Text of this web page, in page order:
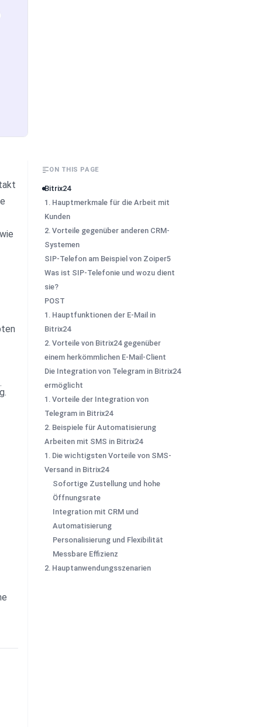
ON THIS PAGE
Bitrix24
1. Hauptmerkmale für die Arbeit mit
Kunden
2. Vorteile gegenüber anderen CRM-
Systemen
SIP-Telefon am Beispiel von Zoiper5
Was ist SIP-Telefonie und wozu dient
sie?
POST
1. Hauptfunktionen der E-Mail in
Bitrix24
2. Vorteile von Bitrix24 gegenüber
einem herkömmlichen E-Mail-Client
Die Integration von Telegram in Bitrix24
ermöglicht
1. Vorteile der Integration von
Telegram in Bitrix24
2. Beispiele für Automatisierung
Arbeiten mit SMS in Bitrix24
1. Die wichtigsten Vorteile von SMS-
Versand in Bitrix24
Sofortige Zustellung und hohe
Öffnungsrate
Integration mit CRM und
Automatisierung
Personalisierung und Flexibilität
Messbare Effizienz
2. Hauptanwendungsszenarien